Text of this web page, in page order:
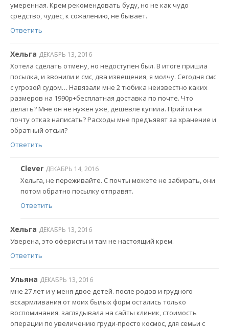
умеренная. Крем рекомендовать буду, но не как чудо
средство, чудес, к сожалению, не бывает.
Ответить
Хельга ДЕКАБРЬ 13, 2016
Хотела сделать отмену, но недоступен был. В итоге пришла
посылка, и звонили и смс, два извещения, я молчу. Сегодня смс
с угрозой судом… Навязали мне 2 тюбика неизвестно каких
размеров на 1990р+бесплатная доставка по почте. Что
делать? Мне он не нужен уже, дешевле купила. Прийти на
почту отказ написать? Расходы мне предъявят за хранение и
обратный отсыл?
Ответить
Clever ДЕКАБРЬ 14, 2016
Хельга, не переживайте. С почты можете не забирать, они
потом обратно посылку отправят.
Ответить
Хельга ДЕКАБРЬ 13, 2016
Уверена, это оферисты и там не настоящий крем.
Ответить
Ульяна ДЕКАБРЬ 13, 2016
мне 27 лет и у меня двое детей. после родов и грудного
вскармливания от моих былых форм остались только
воспоминания. заглядывала на сайты клиник, стоимость
операции по увеличению груди-просто космос, для семьи с